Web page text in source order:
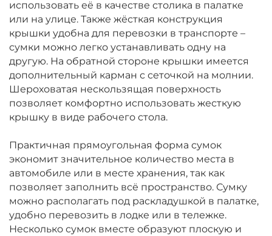
использовать её в качестве столика в палатке
или на улице. Также жёсткая конструкция
крышки удобна для перевозки в транспорте –
сумки можно легко устанавливать одну на
другую. На обратной стороне крышки имеется
дополнительный карман с сеточкой на молнии.
Шероховатая нескользящая поверхность
позволяет комфортно использовать жесткую
крышку в виде рабочего стола.
Практичная прямоугольная форма сумок
экономит значительное количество места в
автомобиле или в месте хранения, так как
позволяет заполнить всё пространство. Сумку
можно располагать под раскладушкой в палатке,
удобно перевозить в лодке или в тележке.
Несколько сумок вместе образуют плоскую и